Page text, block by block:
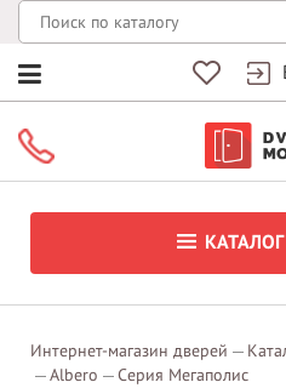
Интернет-магазин дверей
Albero
Серия Мегаполис